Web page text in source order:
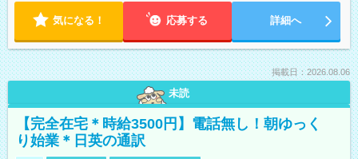
気になる！ 応募する 詳細へ
掲載日：2026.08.06
未読
【完全在宅＊時給3500円】電話無し！朝ゆっく
り始業＊日英の通訳